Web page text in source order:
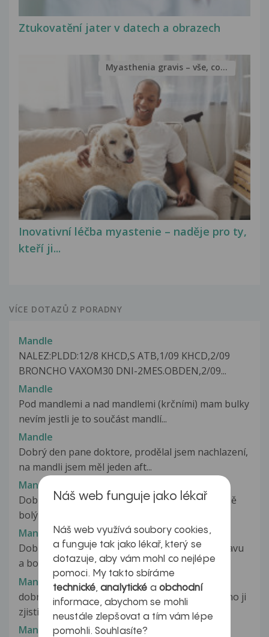
Ztukovatění jater v datech a obrazech
Inovativní léčba myastenie – naděje pro ty,
kteří ji...
Myasthenia gravis – vše, co...
VÍCE DOTAZŮ Z PORADNY
Mandle
NALEZ:PLDD:12/8 KHCD,S ATB,1/09 KHCD,2/09
BRONCHO VAXOM30 DNI-2MES.OBDEN,2/09...
Mandle
Pod mandlemi a nad mandlemi (krčními) mam bulky
nevím jestli je to součást mandlí...
Mandle
Dobrý den pane doktore, prodělal jsem nachlazení,
na mandli jsem měl jeden aft...
Mandle
Dobrý den chtěl jsem se poradit už asi 3 roky mě
bolý mandle neustále do mě...
Mandle - ASLO - únava
Dobrý den, již skoro rok trpím na úmornou únavu
a bolesti koloubů. Cítím se,...
Mandle - trhat či ne?
dobrý den mam dotaz ohledne dcery 3r. Nedavno ji
zjistili astma a chronický...
Mandle a chronická angína
Náš web funguje jako lékař
Náš web využívá soubory cookies,
a funguje tak jako lékař, který se
dotazuje, aby vám mohl co nejlépe
pomoci. My takto sbíráme
technické,analytické a obchodní
informace, abychom se mohli
neustále zlepšovat a tím vám lépe
pomohli. Souhlasíte?